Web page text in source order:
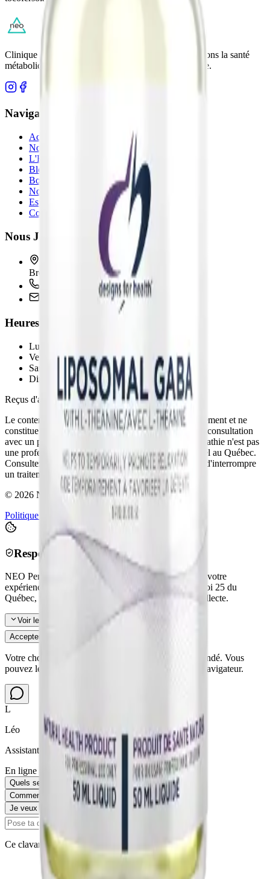
Clinique d'optimisation métabolique. Nous redéfinissons la santé
métabolique par une approche scientifique et humaine.
Navigation
Accueil
Notre Approche
L'Équipe
Blogue
Boutique
Nous Joindre
Espace client
Consultation Gratuite
Nous Joindre
7005 Bd Taschereau, Suite 350
Brossard, QC J4Z 1A7
+1 (450) 486-4006
info@neoperformance.ca
Heures d'ouverture
Lundi - Jeudi
Vendredi 8h00 - 12h00
Samedi
Fermé
Dimanche
Fermé
Reçus d'assurance disponibles.
Le contenu de ce site est fourni à titre informatif seulement et ne
constitue pas un avis médical. Il ne remplace pas une consultation
avec un professionnel de la santé qualifié. La naturopathie n'est pas
une profession réglementée par un ordre professionnel au Québec.
Consultez toujours un médecin avant de modifier ou d'interrompre
un traitement médical prescrit.
© 2026 NEO Performance. Tous droits réservés.
Politique de confidentialité
Conditions d'utilisation
Respect de votre vie privée — Loi 25
NEO Performance utilise des cookies pour améliorer votre
expérience et analyser le trafic. Conformément à la
Loi 25 du
Québec, votre consentement est requis avant toute collecte.
Voir les détails
Accepter tout
Votre choix est sauvegardé et ne vous sera plus demandé. Vous
pouvez le modifier en effaçant les données de votre navigateur.
L
Léo
Assistant virtuel de NEO Performance
En ligne
Quels services offrez-vous ?
Comment fonctionne l'évaluation métabolique ?
Je veux prendre rendez-vous
Ce clavardage utilise l'IA et peut faire des erreurs